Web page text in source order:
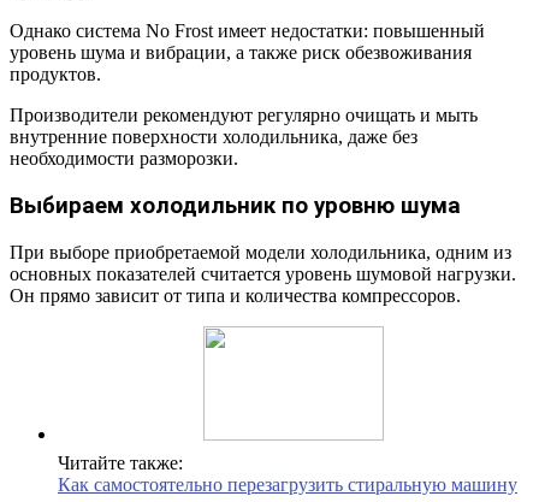
Однако система No Frost имеет недостатки: повышенный
уровень шума и вибрации, а также риск обезвоживания
продуктов.
Производители рекомендуют регулярно очищать и мыть
внутренние поверхности холодильника, даже без
необходимости разморозки.
Выбираем холодильник по уровню шума
При выборе приобретаемой модели холодильника, одним из
основных показателей считается уровень шумовой нагрузки.
Он прямо зависит от типа и количества компрессоров.
Читайте также:
Как самостоятельно перезагрузить стиральную машину